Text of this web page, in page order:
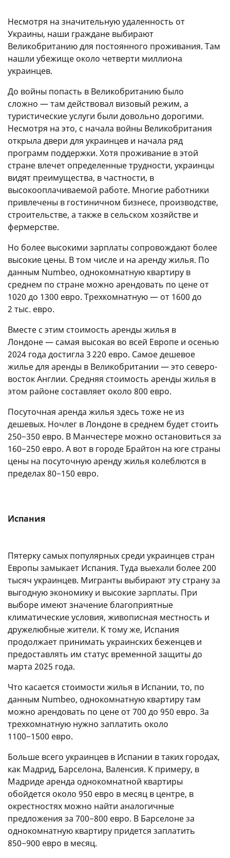
Несмотря на значительную удаленность от
Украины, наши граждане выбирают
Великобританию для постоянного проживания. Там
нашли убежище около четверти миллиона
украинцев.
До войны попасть в Великобританию было
сложно — там действовал визовый режим, а
туристические услуги были довольно дорогими.
Несмотря на это, с начала войны Великобритания
открыла двери для украинцев и начала ряд
программ поддержки. Хотя проживание в этой
стране влечет определенные трудности, украинцы
видят преимущества, в частности, в
высокооплачиваемой работе. Многие работники
привлечены в гостиничном бизнесе, производстве,
строительстве, а также в сельском хозяйстве и
фермерстве.
Но более высокими зарплаты сопровождают более
высокие цены. В том числе и на аренду жилья. По
данным Numbeo, однокомнатную квартиру в
среднем по стране можно арендовать по цене от
1020 до 1300 евро. Трехкомнатную — от 1600 до
2 тыс. евро.
Вместе с этим стоимость аренды жилья в
Лондоне — самая высокая во всей Европе и осенью
2024 года достигла 3 220 евро. Самое дешевое
жилье для аренды в Великобритании — это северо-
восток Англии. Средняя стоимость аренды жилья в
этом районе составляет около 800 евро.
Посуточная аренда жилья здесь тоже не из
дешевых. Ночлег в Лондоне в среднем будет стоить
250−350 евро. В Манчестере можно остановиться за
160−250 евро. А вот в городе Брайтон на юге страны
цены на посуточную аренду жилья колеблются в
пределах 80−150 евро.
Испания
Пятерку самых популярных среди украинцев стран
Европы замыкает Испания. Туда выехали более 200
тысяч украинцев. Мигранты выбирают эту страну за
выгодную экономику и высокие зарплаты. При
выборе имеют значение благоприятные
климатические условия, живописная местность и
дружелюбные жители. К тому же, Испания
продолжает принимать украинских беженцев и
предоставлять им статус временной защиты до
марта 2025 года.
Что касается стоимости жилья в Испании, то, по
данным Numbeo, однокомнатную квартиру там
можно арендовать по цене от 700 до 950 евро. За
трехкомнатную нужно заплатить около
1100−1500 евро.
Больше всего украинцев в Испании в таких городах,
как Мадрид, Барселона, Валенсия. К примеру, в
Мадриде аренда однокомнатной квартиры
обойдется около 950 евро в месяц в центре, в
окрестностях можно найти аналогичные
предложения за 700−800 евро. В Барселоне за
однокомнатную квартиру придется заплатить
850−900 евро в месяц.